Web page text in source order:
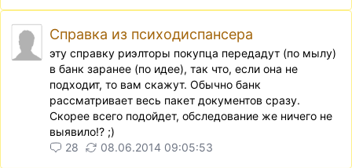
Справка из психодиспансера
эту справку риэлторы покупца передадут (по мылу)
в банк заранее (по идее), так что, если она не
подходит, то вам скажут. Обычно банк
рассматривает весь пакет документов сразу.
Скорее всего подойдет, обследование же ничего не
выявило!? ;)
28
08.06.2014 09:05:53